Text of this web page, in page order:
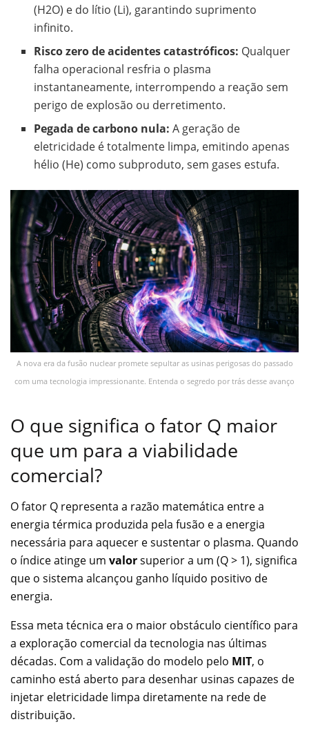
(H2O) e do lítio (Li), garantindo suprimento
infinito.
Risco zero de acidentes catastróficos: Qualquer
falha operacional resfria o plasma
instantaneamente, interrompendo a reação sem
perigo de explosão ou derretimento.
Pegada de carbono nula: A geração de
eletricidade é totalmente limpa, emitindo apenas
hélio (He) como subproduto, sem gases estufa.
A nova era da fusão nuclear promete sepultar as usinas perigosas do passado
com uma tecnologia impressionante. Entenda o segredo por trás desse avanço
O que significa o fator Q maior
que um para a viabilidade
comercial?
O fator Q representa a razão matemática entre a
energia térmica produzida pela fusão e a energia
necessária para aquecer e sustentar o plasma. Quando
o índice atinge um valorsuperior a um (Q > 1), significa
que o sistema alcançou ganho líquido positivo de
energia.
Essa meta técnica era o maior obstáculo científico para
a exploração comercial da tecnologia nas últimas
décadas. Com a validação do modelo pelo MIT, o
caminho está aberto para desenhar usinas capazes de
injetar eletricidade limpa diretamente na rede de
distribuição.